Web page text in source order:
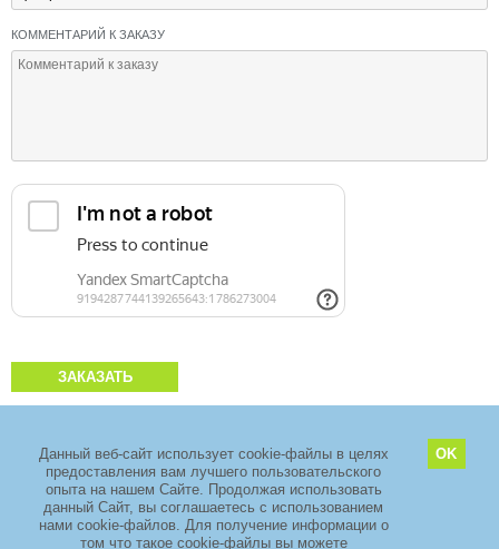
КОММЕНТАРИЙ К ЗАКАЗУ
ЗАКАЗАТЬ
2011–2026 copyright ООО «ЗелМедСервис»
Адрес: Москва, Зеленоград, проезд 4922, дом 4 стр. 5, Технопарк
«ЭЛМА».+7 (495) 968-88-29
Данный веб-сайт использует cookie-файлы в целях
предоставления вам лучшего пользовательского
опыта на нашем Сайте. Продолжая использовать
данный Сайт, вы соглашаетесь с использованием
нами cookie-файлов. Для получение информации о
том что такое cookie-файлы вы можете
OK